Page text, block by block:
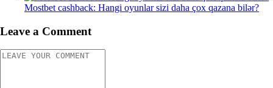
Mostbet cashback: Hangi oyunlar sizi daha çox qazana bilər?
Leave a Comment